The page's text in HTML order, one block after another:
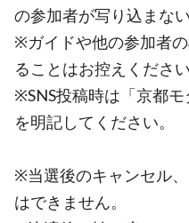
の参加者が写り込まな
※ガイドや他の参加者
ることはお控えください
※SNS投稿時は「京都
を明記してください。
※当選後のキャンセル
はできません。